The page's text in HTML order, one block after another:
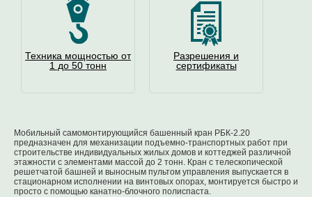
Техника мощностью от
1 до 50 тонн
Разрешения и
сертификаты
Мобильный самомонтирующийся башенный кран РБК-2.20
предназначен для механизации подъемно-транспортных работ при
строительстве индивидуальных жилых домов и коттеджей различной
этажности с элементами массой до 2 тонн. Кран с телескопической
решетчатой башней и выносным пультом управления выпускается в
стационарном исполнении на винтовых опорах, монтируется быстро и
просто с помощью канатно-блочного полиспаста.